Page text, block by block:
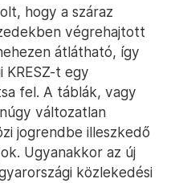
hogy a száraz
végrehajtott
átlátható, így
KRESZ-t egy
fel. A táblák, vagy
változatlan
jogrendbe illeszkedő
Ugyanakkor az új
közlekedési